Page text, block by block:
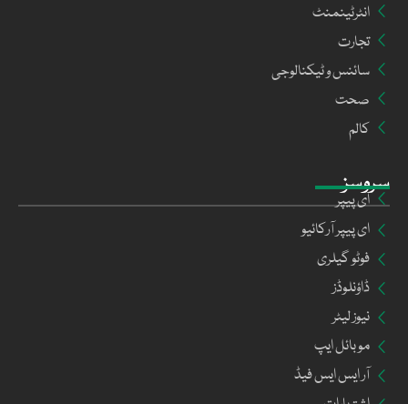
سروسز
ای پیپر
ای پیپر آرکائیو
فوٹو گیلری
ڈاؤنلوڈز
نیوز لیٹر
موبائل ایپ
آر ایس ایس فیڈ
انٹرٹینمنٹ
تجارت
سائنس و ٹیکنالوجی
صحت
کالم